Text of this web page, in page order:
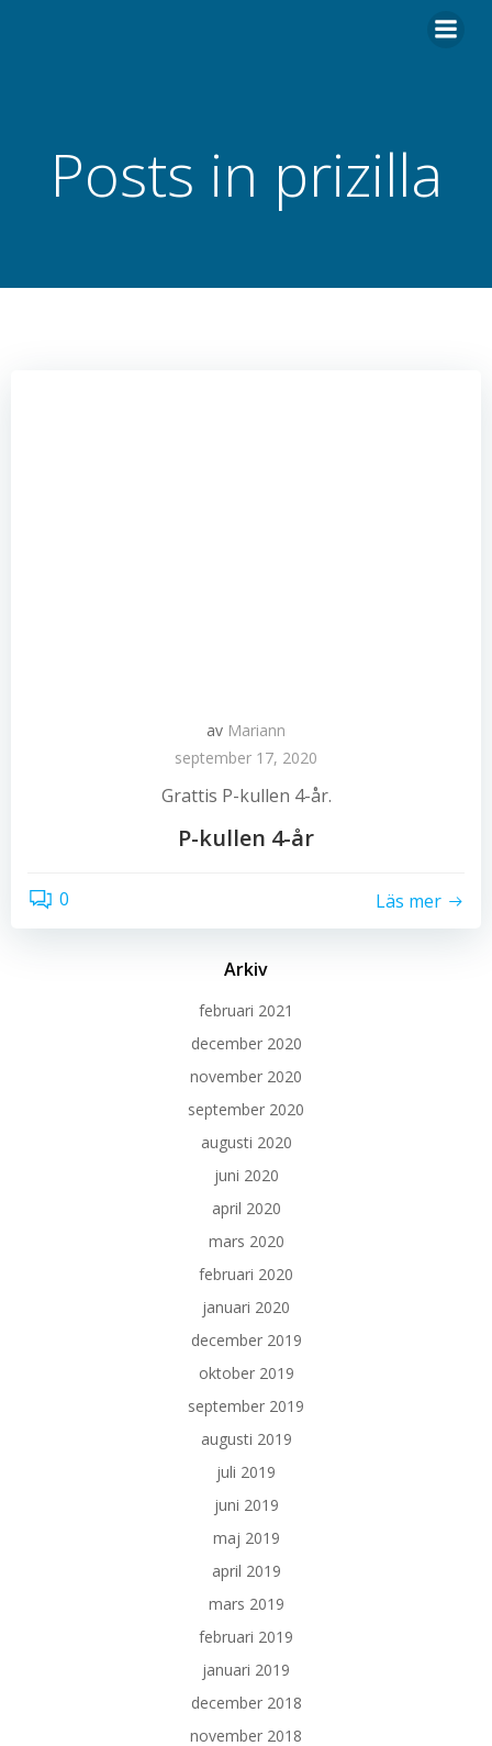
Posts in prizilla
av Mariann
september 17, 2020
Grattis P-kullen 4-år.
P-kullen 4-år
0 Läs mer
Arkiv
februari 2021
december 2020
november 2020
september 2020
augusti 2020
juni 2020
april 2020
mars 2020
februari 2020
januari 2020
december 2019
oktober 2019
september 2019
augusti 2019
juli 2019
juni 2019
maj 2019
april 2019
mars 2019
februari 2019
januari 2019
december 2018
november 2018